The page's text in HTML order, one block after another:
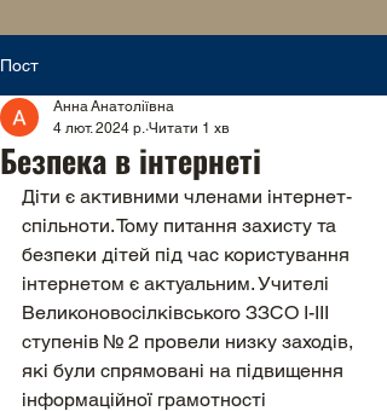
Пост
Безпека в інтернеті
Анна Анатоліївна
4 лют. 2024 р. Читати 1 хв
Діти є активними членами інтернет-
спільноти. Тому питання захисту та
безпеки дітей під час користування
інтернетом є актуальним. Учителі
Великоновосілківського ЗЗСО І-ІІІ
ступенів № 2 провели низку заходів,
які були спрямовані на підвищення
інформаційної грамотності